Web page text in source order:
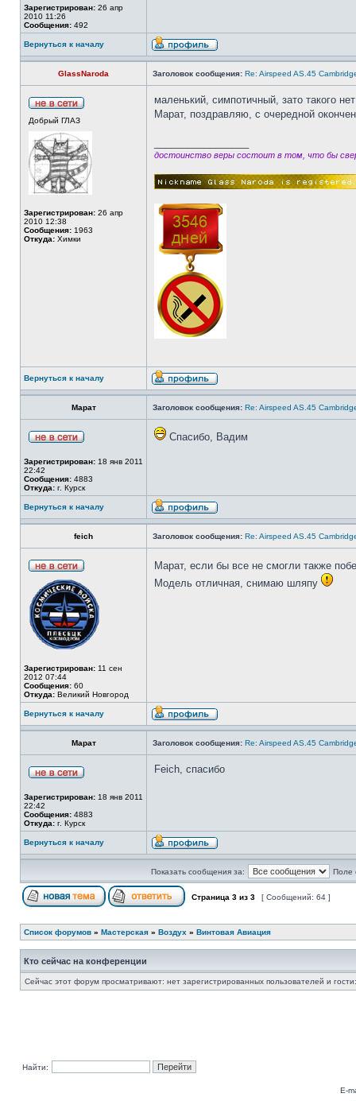
Зарегистрирован: 26 апр
2010 11:26
Сообщения: 492
Вернуться к началу
GlassNaroda Заголовок сообщения: Re: Airspeed AS.45
Добрый ГЛАЗ
Зарегистрирован: 26 апр
2010 12:38
Сообщения: 1963
Откуда: Химки
маленький, симпотичный, зато такого
Марат, поздравляю, с очередной
достоинство веры состоит в том, что бы
Вернуться к началу
Марат Заголовок сообщения: Re: Airspeed AS.45
Зарегистрирован: 18 янв 2011
22:42
Сообщения: 4883
Откуда: г. Курск
Спасибо, Вадим
Вернуться к началу
feich Заголовок сообщения: Re: Airspeed AS.45
Зарегистрирован: 11 сен
2012 07:44
Сообщения: 60
Откуда: Великий Новгород
Марат, если бы все не смогли также
Модель отличная, снимаю шляпу
Вернуться к началу
Марат Заголовок сообщения: Re: Airspeed AS.45
Зарегистрирован: 18 янв 2011
22:42
Сообщения: 4883
Откуда: г. Курск
Feich, спасибо
Вернуться к началу
Показать сообщения за: Поле
Страница 3 из 3 [ Сообщений: 64 ]
Список форумов » Мастерская » Воздух » Винтовая Авиация
Кто сейчас на конференции
Сейчас этот форум просматривают: нет зарегистрированных пользователей и
Найти:
E-